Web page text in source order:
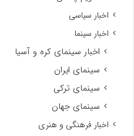
اخبار سیاسی
اخبار سینما
اخبار سینمای کره و آسیا
سینمای ایران
سینمای ترکی
سینمای جهان
اخبار فرهنگی و هنری